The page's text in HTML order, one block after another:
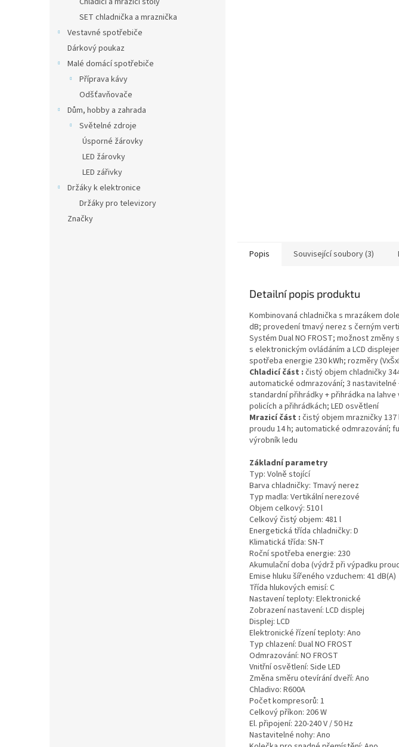
SET chladnička a mraznička
Vestavné spotřebiče
Dárkový poukaz
Malé domácí spotřebiče
Příprava kávy
Odšťavňovače
Dům, hobby a zahrada
Světelné zdroje
Úsporné žárovky
LED žárovky
LED zářivky
Držáky k elektronice
Držáky pro televizory
Značky
Popis Související soubory (3)
Detailní popis produktu
Kombinovaná chladnička s mrazákem
dB; provedení tmavý nerez s černým
Systém Dual NO FROST; možnost
s elektronickým ovládáním a LCD
spotřeba energie 230 kWh; rozměry
Chladicí část : čistý objem chladničky
automatické odmrazování; 3
standardní přihrádky + přihrádka na
policích a přihrádkách; LED osvětlení
Mrazicí část : čistý objem mrazničky
proudu 14 h; automatické odmrazování;
výrobník ledu
Základní parametry
Typ: Volně stojící
Barva chladničky: Tmavý nerez
Typ madla: Vertikální nerezové
Objem celkový: 510 l
Celkový čistý objem: 481 l
Energetická třída chladničky: D
Klimatická třída: SN-T
Roční spotřeba energie: 230
Akumulační doba (výdrž při výpadku
Emise hluku šířeného vzduchem: 41 dB(A)
Třída hlukových emisí: C
Nastavení teploty: Elektronické
Zobrazení nastavení: LCD displej
Displej: LCD
Elektronické řízení teploty: Ano
Typ chlazení: Dual NO FROST
Odmrazování: NO FROST
Vnitřní osvětlení: Side LED
Změna směru otevírání dveří: Ano
Chladivo: R600A
Počet kompresorů: 1
Celkový příkon: 206 W
El. připojení: 220-240 V / 50 Hz
Nastavitelné nohy: Ano